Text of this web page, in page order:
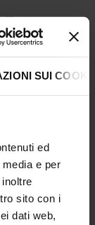
SUI
ed
e per
sito con i
dati web,